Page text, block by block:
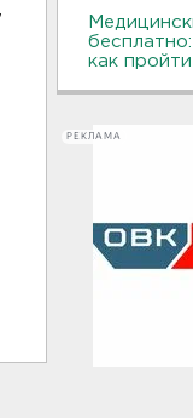
как пройти
РЕКЛАМА